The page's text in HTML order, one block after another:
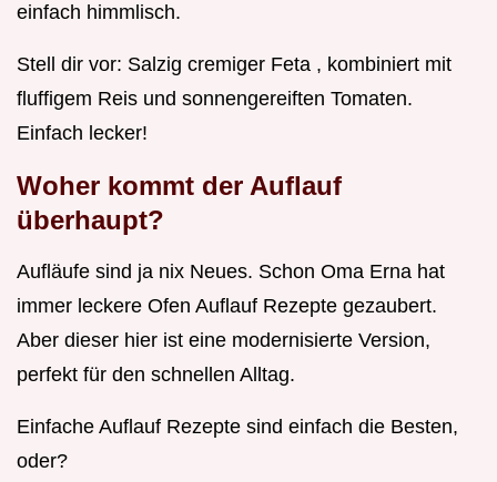
einfach himmlisch.
Stell dir vor: Salzig cremiger Feta , kombiniert mit
fluffigem Reis und sonnengereiften Tomaten.
Einfach lecker!
Woher kommt der Auflauf
überhaupt?
Aufläufe sind ja nix Neues. Schon Oma Erna hat
immer leckere Ofen Auflauf Rezepte gezaubert.
Aber dieser hier ist eine modernisierte Version,
perfekt für den schnellen Alltag.
Einfache Auflauf Rezepte sind einfach die Besten,
oder?